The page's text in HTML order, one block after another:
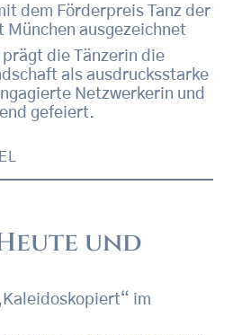
dem Förderpreis Tanz der
München ausgezeichnet
die Tänzerin die
als ausdrucksstarke
Netzwerkerin und
gefeiert.
und
im